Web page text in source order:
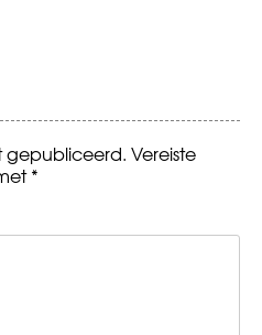
gepubliceerd. Vereiste
*